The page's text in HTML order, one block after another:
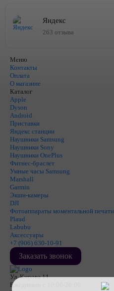
Яндекс
263 отзыва
Меню
Контакты
Оплата
О магазине
Каталог
Apple
Dyson
Android
Приставки
Яндекс станции
Наушники Samsung
Наушники Sony
Наушники OnePlus
Фитнес-браслет
Умные часы Samsung
Marshall
Garmin
Экшн-камеры
DJI
Фотоаппараты моментальной печати
Plaud
Labubu
Аксессуары
+7 (906) 630-10-91
Заказать звонок
Ул. Кирова 11
Ежедневно с 10:00-20:00